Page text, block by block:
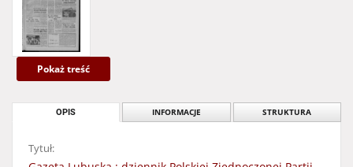
Pokaż treść
OPIS INFORMACJE STRUKTURA
Tytuł: